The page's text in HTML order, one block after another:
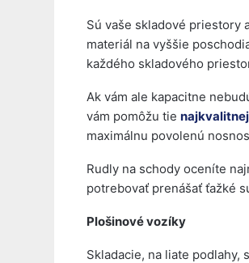
Sú vaše skladové priestory
materiál na vyššie
každého skladového
Ak vám ale kapacitne
vám pomôžu tie
maximálnu povolenú
Rudly na schody oceníte
potrebovať prenášať ťažké
Plošinové vozíky
Skladacie, na liate podlahy,